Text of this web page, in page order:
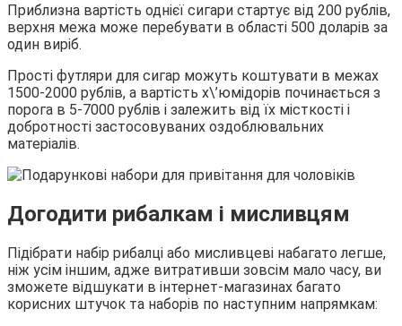
Приблизна вартість однієї сигари стартує від 200 рублів,
верхня межа може перебувати в області 500 доларів за
один виріб.
Прості футляри для сигар можуть коштувати в межах
1500-2000 рублів, а вартість х\’юмідорів починається з
порога в 5-7000 рублів і залежить від їх місткості і
добротності застосовуваних оздоблювальних
матеріалів.
Догодити рибалкам і мисливцям
Підібрати набір рибалці або мисливцеві набагато легше,
ніж усім іншим, адже витративши зовсім мало часу, ви
зможете відшукати в інтернет-магазинах багато
корисних штучок та наборів по наступним напрямкам: